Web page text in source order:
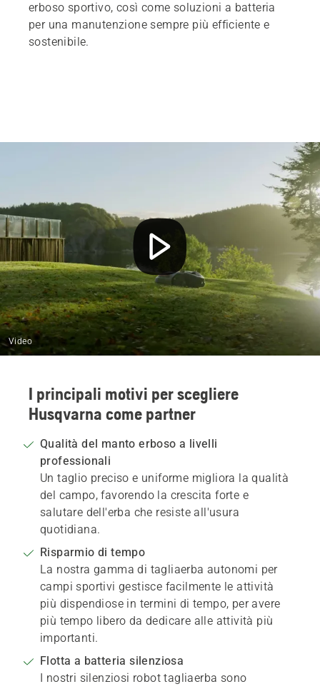
erboso sportivo, così come soluzioni a batteria
per una manutenzione sempre più efficiente e
sostenibile.
Video
I principali motivi per scegliere
Husqvarna come partner
Qualità del manto erboso a livelli
professionali
Un taglio preciso e uniforme migliora la qualità
del campo, favorendo la crescita forte e
salutare dell'erba che resiste all'usura
quotidiana.
Risparmio di tempo
La nostra gamma di tagliaerba autonomi per
campi sportivi gestisce facilmente le attività
più dispendiose in termini di tempo, per avere
più tempo libero da dedicare alle attività più
importanti.
Flotta a batteria silenziosa
I nostri silenziosi robot tagliaerba sono